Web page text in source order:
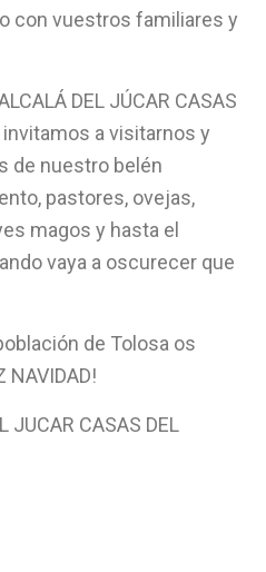
con vuestros familiares y
DEL JÚCAR CASAS
invitamos a visitarnos y
de nuestro belén
pastores, ovejas,
magos y hasta el
vaya a oscurecer que
de Tolosa os
NAVIDAD!
JUCAR CASAS DEL